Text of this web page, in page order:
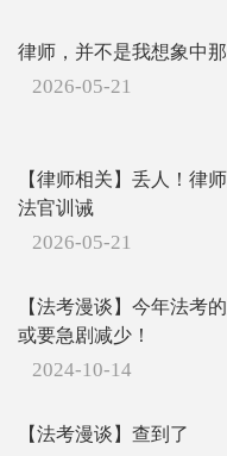
律师，并不是我想象中
2026-05-21
【律师相关】丢人！律
法官训诫
2026-05-21
【法考漫谈】今年法考
或要急剧减少！
2024-10-14
【法考漫谈】查到了